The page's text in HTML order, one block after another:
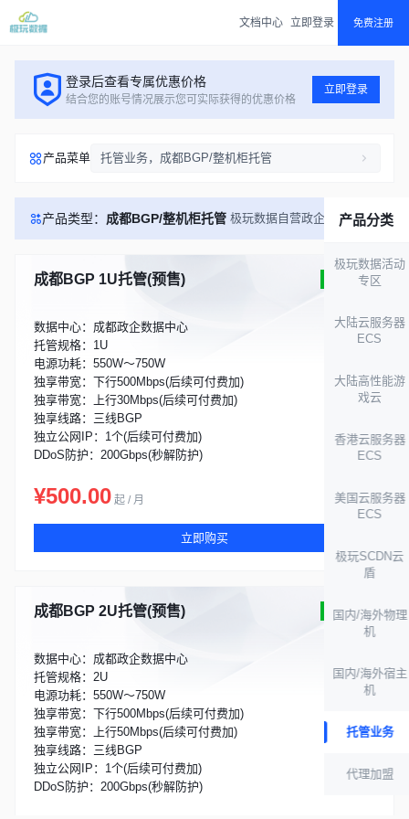
文档中心 立即登录 免费注册
登录后查看专属优惠价格
结合您的账号情况展示您可实际获得的优惠价格
立即登录
产品菜单 托管业务，成都BGP/整机柜托管
产品分类
极玩数据活动
专区
大陆云服务器
ECS
大陆高性能游
戏云
香港云服务器
ECS
美国云服务器
ECS
极玩SCDN云
盾
国内/海外物理
机
国内/海外宿主
机
托管业务
代理加盟
产品类型： 成都BGP/整机柜托管 极玩数据自营政企机房
成都BGP 1U托管(预售) 库存充足
数据中心：成都政企数据中心
托管规格：1U
电源功耗：550W～750W
独享带宽：下行500Mbps(后续可付费加)
独享带宽：上行30Mbps(后续可付费加)
独享线路：三线BGP
独立公网IP：1个(后续可付费加)
DDoS防护：200Gbps(秒解防护)
¥500.00 起 / 月
立即购买
成都BGP 2U托管(预售) 库存充足
数据中心：成都政企数据中心
托管规格：2U
电源功耗：550W～750W
独享带宽：下行500Mbps(后续可付费加)
独享带宽：上行50Mbps(后续可付费加)
独享线路：三线BGP
独立公网IP：1个(后续可付费加)
DDoS防护：200Gbps(秒解防护)